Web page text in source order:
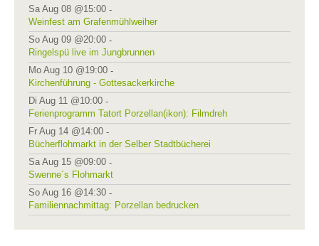
Sa Aug 08 @15:00 -
Weinfest am Grafenmühlweiher
So Aug 09 @20:00 -
Ringelspü live im Jungbrunnen
Mo Aug 10 @19:00 -
Kirchenführung - Gottesackerkirche
Di Aug 11 @10:00 -
Ferienprogramm Tatort Porzellan(ikon): Filmdreh
Fr Aug 14 @14:00 -
Bücherflohmarkt in der Selber Stadtbücherei
Sa Aug 15 @09:00 -
Swenne´s Flohmarkt
So Aug 16 @14:30 -
Familiennachmittag: Porzellan bedrucken